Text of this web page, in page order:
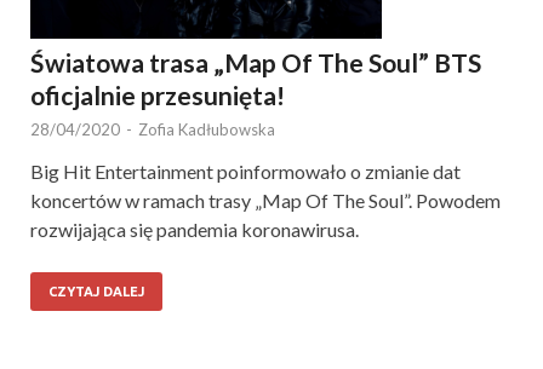
Światowa trasa „Map Of The Soul” BTS
oficjalnie przesunięta!
28/04/2020 - Zofia Kadłubowska
Big Hit Entertainment poinformowało o zmianie dat
koncertów w ramach trasy „Map Of The Soul”. Powodem
rozwijająca się pandemia koronawirusa.
CZYTAJ DALEJ